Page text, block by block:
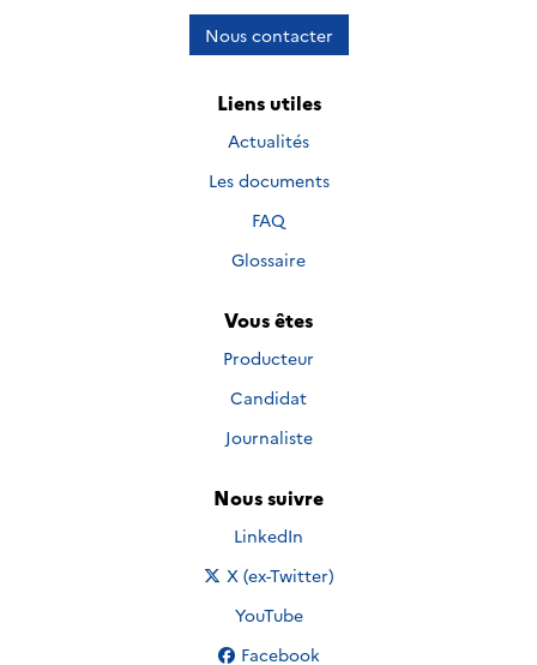
Nous contacter
Liens utiles
Actualités
Les documents
FAQ
Glossaire
Vous êtes
Producteur
Candidat
Journaliste
Nous suivre
Nous suivre sur
LinkedIn
Nous suivre sur
X (ex-Twitter)
Nous suivre sur
YouTube
Nous suivre sur
Facebook